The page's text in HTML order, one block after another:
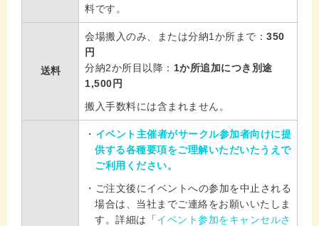
料です。
送料
会場搬入のみ、または分納1か所まで： 350
円
分納2か所目以降： 1か所追加につき別途
1,500円
搬入手数料には含まれません。
イベント主催者がサークル参加者向けに提
供する各種要項をご理解いただいたうえで
ご利用ください。
ご注文後にイベントへの参加を中止される
場合は、当社までご連絡をお願いいたしま
す。 詳細は「イベント参加をキャンセルさ